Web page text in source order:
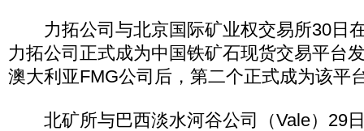
力拓公司与北京国际矿业权交易所30日
力拓公司正式成为中国铁矿石现货交易平台
澳大利亚FMG公司后，第二个正式成为该平
北矿所与巴西淡水河谷公司（Vale）29